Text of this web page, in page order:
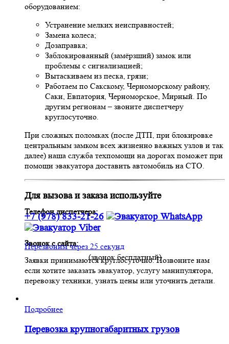
оборудованием:
Устранение мелких неисправностей;
Замена колеса;
Дозаправка;
Заблокированный (замёрзший) замок или
проблемы с сигнализацией;
Вытаскиваем из песка, грязи;
Работаем по Сакскому, Черноморскому району,
Саки, Евпатория, Черноморское, Мирный. По
другим регионам – звоните диспетчеру
круглосуточно.
При сложных поломках (после ДТП, при блокировке
центральным замком всех жизненно важных узлов и так
далее) наша служба техпомощи на дорогах поможет при
помощи эвакуатора доставить автомобиль на СТО.
Для вызова и заказа используйте
Телефон диспетчера:
+7 (978) 833-21-26
Звонок с сайта:
Перезвоним через 25 секунд
(звонок бесплатный)
Заявки принимаются круглосуточно. Позвоните нам
если хотите заказать эвакуатор, услугу манипулятора,
перевозку техники, узнать цены или уточнить детали.
Подробнее
Перевозка крупногабаритных грузов